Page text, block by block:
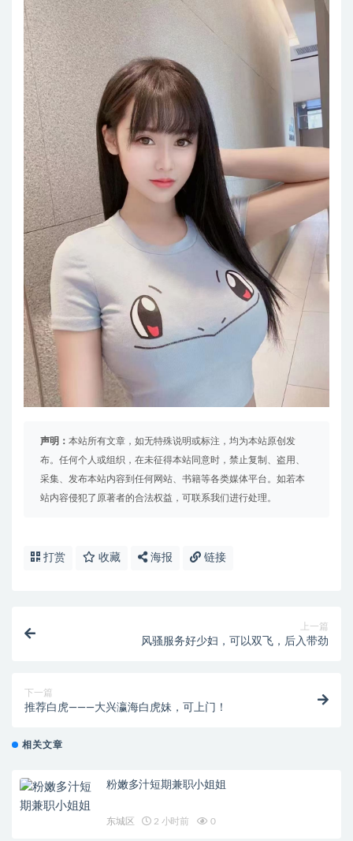
声明： 本站所有文章，如无特殊说明或标注，均为本站原创发
布。任何个人或组织，在未征得本站同意时，禁止复制、盗用、
采集、发布本站内容到任何网站、书籍等各类媒体平台。如若本
站内容侵犯了原著者的合法权益，可联系我们进行处理。
打赏 收藏 海报 链接
上一篇
风骚服务好少妇，可以双飞，后入带劲
下一篇
推荐白虎———大兴瀛海白虎妹，可上门！
相关文章
粉嫩多汁短期兼职小姐姐
东城区 2 小时前 0